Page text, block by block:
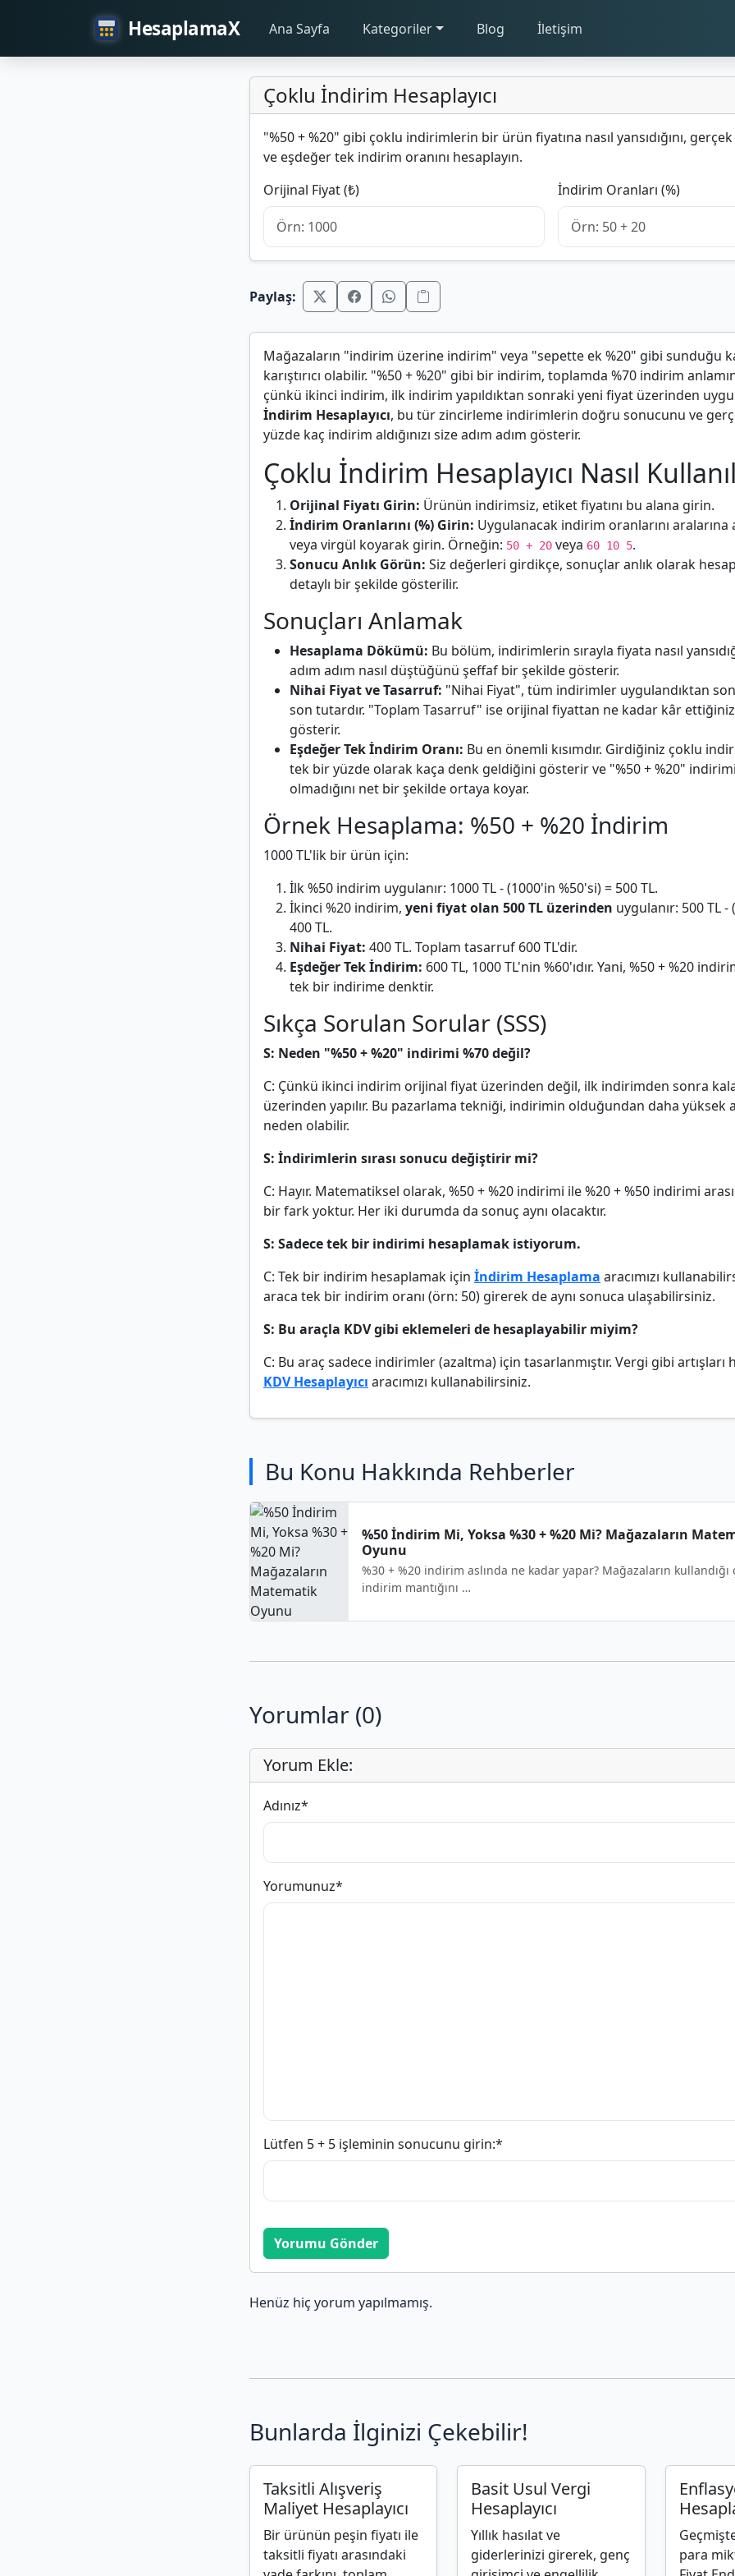
HesaplamaX Ana Sayfa Kategoriler Blog İletişim
Çoklu İndirim Hesaplayıcı
"%50 + %20" gibi çoklu indirimlerin bir ürün fiyatına nasıl yansıdığını,
ve eşdeğer tek indirim oranını hesaplayın.
Orijinal Fiyat (₺)
İndirim Oranları (%)
Paylaş:
Mağazaların "indirim üzerine indirim" veya "sepette ek %20" gibi sunduğu
karıştırıcı olabilir. "%50 + %20" gibi bir indirim, toplamda %70 indirim
çünkü ikinci indirim, ilk indirim yapıldıktan sonraki yeni fiyat üzerinden
İndirim Hesaplayıcı, bu tür zincirleme indirimlerin doğru sonucunu ve
yüzde kaç indirim aldığınızı size adım adım gösterir.
Çoklu İndirim Hesaplayıcı Nasıl
Orijinal Fiyatı Girin: Ürünün indirimsiz, etiket fiyatını bu alana girin.
İndirim Oranlarını (%) Girin: Uygulanacak indirim oranlarını aralarına
veya virgül koyarak girin. Örneğin: 50 + 20 veya 60 10 5.
Sonucu Anlık Görün: Siz değerleri girdikçe, sonuçlar anlık olarak
detaylı bir şekilde gösterilir.
Sonuçları Anlamak
Hesaplama Dökümü: Bu bölüm, indirimlerin sırayla fiyata nasıl
adım adım nasıl düştüğünü şeffaf bir şekilde gösterir.
Nihai Fiyat ve Tasarruf: "Nihai Fiyat", tüm indirimler uygulandıktan
son tutardır. "Toplam Tasarruf" ise orijinal fiyattan ne kadar kâr
gösterir.
Eşdeğer Tek İndirim Oranı: Bu en önemli kısımdır. Girdiğiniz çoklu
tek bir yüzde olarak kaça denk geldiğini gösterir ve "%50 + %20"
olmadığını net bir şekilde ortaya koyar.
Örnek Hesaplama: %50 + %20 İndirim
1000 TL'lik bir ürün için:
İlk %50 indirim uygulanır: 1000 TL - (1000'in %50'si) = 500 TL.
İkinci %20 indirim, yeni fiyat olan 500 TL üzerinden uygulanır: 500 TL
400 TL.
Nihai Fiyat: 400 TL. Toplam tasarruf 600 TL'dir.
Eşdeğer Tek İndirim: 600 TL, 1000 TL'nin %60'ıdır. Yani, %50 + %20
tek bir indirime denktir.
Sıkça Sorulan Sorular (SSS)
S: Neden "%50 + %20" indirimi %70 değil?
C: Çünkü ikinci indirim orijinal fiyat üzerinden değil, ilk indirimden sonra
üzerinden yapılır. Bu pazarlama tekniği, indirimin olduğundan daha yüksek
neden olabilir.
S: İndirimlerin sırası sonucu değiştirir mi?
C: Hayır. Matematiksel olarak, %50 + %20 indirimi ile %20 + %50 indirimi
bir fark yoktur. Her iki durumda da sonuç aynı olacaktır.
S: Sadece tek bir indirimi hesaplamak istiyorum.
C: Tek bir indirim hesaplamak için İndirim Hesaplama aracımızı
araca tek bir indirim oranı (örn: 50) girerek de aynı sonuca ulaşabilirsiniz.
S: Bu araçla KDV gibi eklemeleri de hesaplayabilir miyim?
C: Bu araç sadece indirimler (azaltma) için tasarlanmıştır. Vergi gibi artışları
KDV Hesaplayıcı aracımızı kullanabilirsiniz.
Bu Konu Hakkında Rehberler
%50 İndirim Mi, Yoksa %30 + %20 Mi? Mağazaların
Oyunu
%30 + %20 indirim aslında ne kadar yapar? Mağazaların kullandığı
indirim mantığını …
Yorumlar (0)
Yorum Ekle:
Adınız*
Yorumunuz*
Lütfen 5 + 5 işleminin sonucunu girin:*
Yorumu Gönder
Henüz hiç yorum yapılmamış.
Bunlarda İlginizi Çekebilir!
Taksitli Alışveriş
Maliyet Hesaplayıcı
Bir ürünün peşin fiyatı ile
taksitli fiyatı arasındaki
Basit Usul Vergi
Hesaplayıcı
Yıllık hasılat ve
giderlerinizi girerek, genç
para